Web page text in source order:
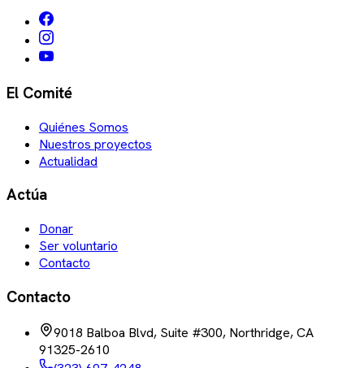
El Comité
Quiénes Somos
Nuestros proyectos
Actualidad
Actúa
Donar
Ser voluntario
Contacto
Contacto
9018 Balboa Blvd, Suite #300, Northridge, CA
91325-2610